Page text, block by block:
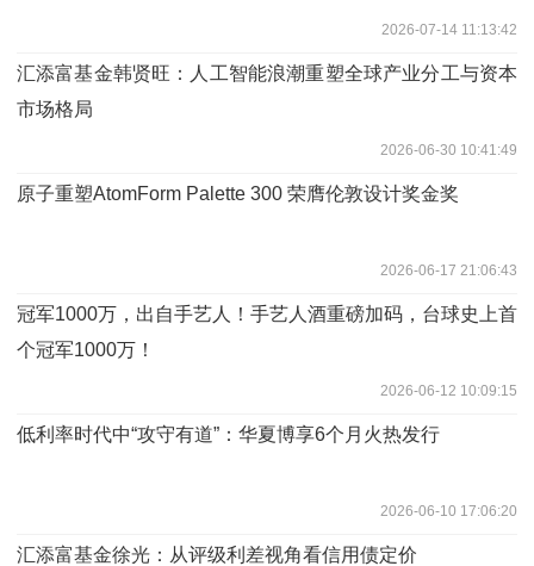
2026-07-14 11:13:42
汇添富基金韩贤旺：人工智能浪潮重塑全球产业分工与资本
市场格局
2026-06-30 10:41:49
原子重塑AtomForm Palette 300 荣膺伦敦设计奖金奖
2026-06-17 21:06:43
冠军1000万，出自手艺人！手艺人酒重磅加码，台球史上首
个冠军1000万！
2026-06-12 10:09:15
低利率时代中“攻守有道”：华夏博享6个月火热发行
2026-06-10 17:06:20
汇添富基金徐光：从评级利差视角看信用债定价